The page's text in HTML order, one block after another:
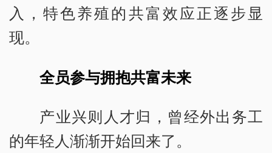
入，特色养殖的共富效应正逐步显
现。
全员参与拥抱共富未来
产业兴则人才归，曾经外出务工
的年轻人渐渐开始回来了。